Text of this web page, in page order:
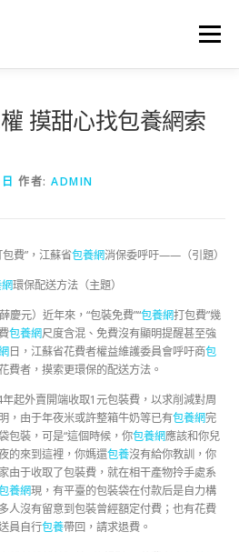
選單
摸甜心找包養網索
作者: ADMIN
費”，江蘇省包養網消保委呼吁——（引題）
環保配送方法（主題）
慶元）近年來，“包裝免費”“包養網打包費”幾
包養網尺度含混、免費沒有顯明提醒甚至強
日，江蘇省花費者權益維護委員會呼吁商包
費者，摸索更環保的配送方法。
起外賣開端收取1元包裝費，以求削減對周
，由于年夜米或許整箱牛奶等已有包養網完
包裝，可是“這個時候，你包養網應該和你兒
的來到這裡，你媽還包養沒有給你教訓，你
由于收取了包裝費，就在相干產物拎手處系
養網現，有平臺的包裝袋在付款后是自力構
人沒有留意到包裝曾經額定付費；也有花費
員自行包養帶回，請求退費。